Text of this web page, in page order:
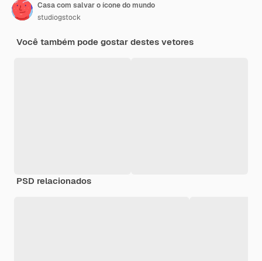
Casa com salvar o ícone do mundo
studiogstock
Você também pode gostar destes vetores
PSD relacionados